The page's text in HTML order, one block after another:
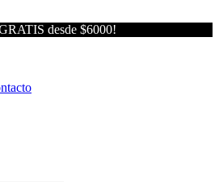
desde $6000!